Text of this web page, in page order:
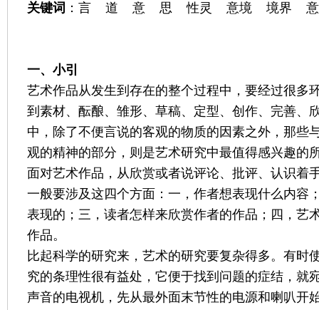
关键词 ：言 道 意 思 性灵 意境 境界 意
一、小引
艺术作品从发生到存在的整个过程中，要经过很多
到素材、酝酿、雏形、草稿、定型、创作、完善、
中，除了不便言说的客观的物质的因素之外，那些
观的精神的部分，则是艺术研究中最值得感兴趣的
面对艺术作品，从欣赏或者说评论、批评、认识着
一般要涉及这四个方面：一，作者想表现什么内容
表现的；三，读者怎样来欣赏作者的作品；四，艺
作品。
比起科学的研究来，艺术的研究要复杂得多。有时
究的条理性很有益处，它便于找到问题的症结，就
声音的电视机，先从最外面末节性的电源和喇叭开